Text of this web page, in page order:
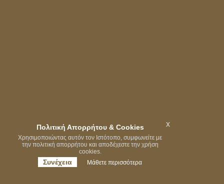
Πολιτική Απορρήτου & Cookies
Χρησιμοποιώντας αυτόν τον Ιστότοπο, συμφωνείτε με
την πολιτική απορρήτου και αποδέχεστε την χρήση
cookies.
Συνέχεια Μάθετε περισσότερα
x